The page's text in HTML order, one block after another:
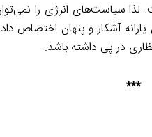
لذا سیاست‌های انرژی را
آشکار و پنهان اختصاص
در پی داشته باشد.
***